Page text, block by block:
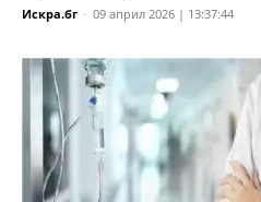
Искра.бг - 09 април 2026 | 13:37:44